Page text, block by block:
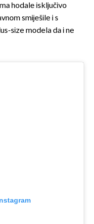
hodale isključivo
smiješile i s
size modela da i ne